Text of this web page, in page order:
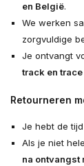
en België.
We werken
zorgvuldige
Je ontvangt
track en trace
Retourneren
Je hebt de
Als je niet
na ontvangst